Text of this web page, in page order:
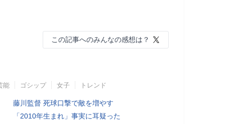
この記事へのみんなの感想は？
能 ゴシップ 女子 トレンド
藤川監督 死球口撃で敵を増やす
「2010年生まれ」事実に耳疑った